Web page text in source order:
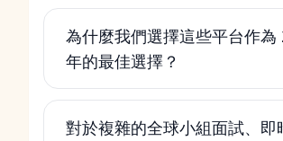
為什麼我們選擇這些平台作為
年的最佳選擇？
對於複雜的全球小組面試、即